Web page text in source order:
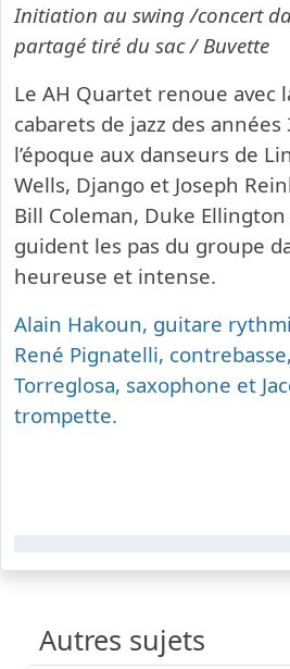
Initiation au swing /concert
partagé tiré du sac / Buvette
Le AH Quartet renoue avec
cabarets de jazz des
l’époque aux danseurs de
Wells, Django et Joseph
Bill Coleman, Duke
guident les pas du groupe
heureuse et intense.
Alain Hakoun, guitare
René Pignatelli,
Torreglosa, saxophone et
trompette.
Autres sujets